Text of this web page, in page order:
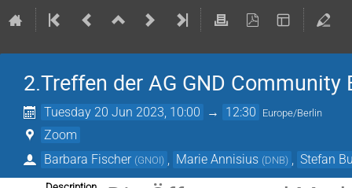
2.Treffen der AG GND Community
Tuesday 20 Jun 2023, 10:00 → 12:30 Europe/Berlin
Zoom
Barbara Fischer (GNOI) Marie Annisius (DNB) Stefan